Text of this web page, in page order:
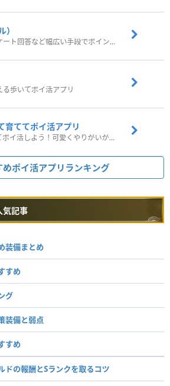
歩いたりアンケート回答など幅広い手段でポイントをゲット
歩いてポイ活アプリ
育ててポイ活アプリ
ペットを育ってポイ活しよう！可愛くやりがいがある新感覚アプリ
めポイ活アプリランキング
気記事
装備まとめ
すめ
グ
装備と弱点
すめ
ドの報酬とSランクを取るコツ